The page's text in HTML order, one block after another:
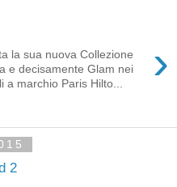
›
la sua nuova Collezione
e decisamente Glam nei
a marchio Paris Hilto...
2